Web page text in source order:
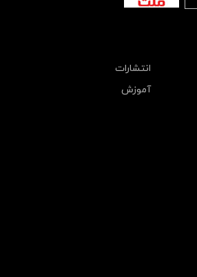
انتشارات
آموزش